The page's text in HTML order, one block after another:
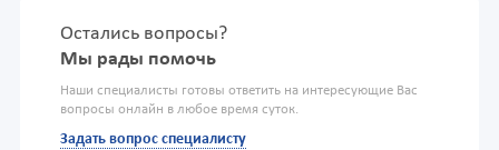
Остались вопросы?
Мы рады помочь
Наши специалисты готовы ответить на интересующие Вас
вопросы онлайн в любое время суток.
Задать вопрос специалисту